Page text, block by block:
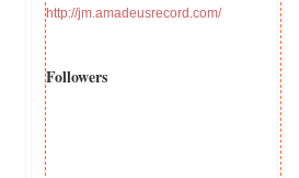
http://jm.amadeusrecord.com/
Followers